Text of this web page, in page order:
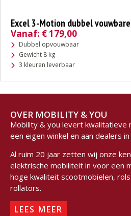
Excel 3-Motion dubbel
Vanaf: €179,00
Dubbel opvouwbaar
Gewicht 8 kg
3 kleuren leverbaar
OVER MOBILITY & YOU
Mobility & you levert kwalitatieve
een eigen winkel en aan dealers
Al ruim 20 jaar zetten wij onze
elektrische mobiliteit in voor een
hoge kwaliteit scootmobielen,
rollators.
LEES MEER